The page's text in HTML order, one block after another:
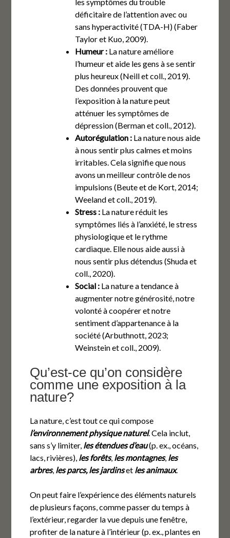
les symptômes du trouble
déficitaire de l’attention avec ou
sans hyperactivité (TDA-H) (Faber
Taylor et Kuo, 2009).
Humeur :La nature améliore
l’humeur et aide les gens à se sentir
plus heureux (Neill et coll., 2019).
Des données prouvent que
l’exposition à la nature peut
atténuer les symptômes de
dépression (Berman et coll., 2012).
Autorégulation : La nature nous aide
à nous sentir plus calmes et moins
irritables. Cela signifie que nous
avons un meilleur contrôle de nos
impulsions (Beute et de Kort, 2014;
Weeland et coll., 2019).
Stress :La nature réduit les
symptômes liés à l’anxiété, le stress
physiologique et le rythme
cardiaque. Elle nous aide aussi à
nous sentir plus détendus (Shuda et
coll., 2020).
Social :La nature a tendance à
augmenter notre générosité, notre
volonté à coopérer et notre
sentiment d’appartenance à la
société (Arbuthnott, 2023;
Weinstein et coll., 2009).
Qu’est-ce qu’on considère
comme une exposition à la
nature?
La nature, c’est tout ce qui compose
l’environnement physique naturel. Cela inclut,
sans s’y limiter,les étendues d’eau(p. ex., océans,
lacs, rivières), les forêts,les montagnes,les
arbres,les parcs, les jardinset les animaux.
On peut faire l’expérience des éléments naturels
de plusieurs façons, comme passer du temps à
l’extérieur, regarder la vue depuis une fenêtre,
profiter de la nature à l’intérieur (p. ex., plantes en